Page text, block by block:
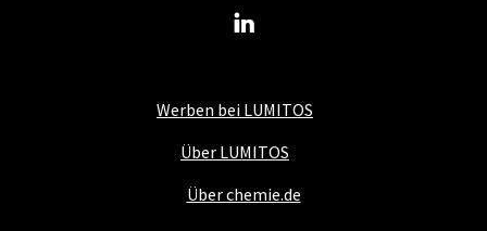
Werben bei LUMITOS
Über LUMITOS
Über chemie.de